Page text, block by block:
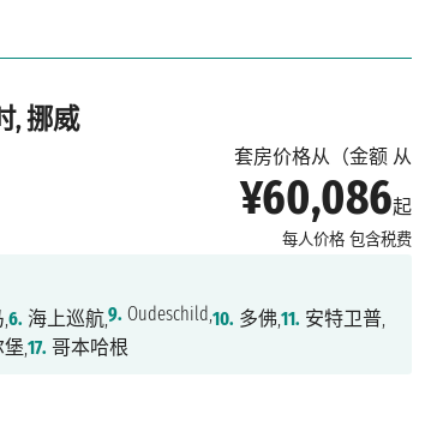
, 挪威
套房价格从（金额 从
¥60,086起
每人价格 包含税费
,6. 海上巡航,9. Oudeschild,10. 多佛,11. 安特卫普,
堡,17. 哥本哈根